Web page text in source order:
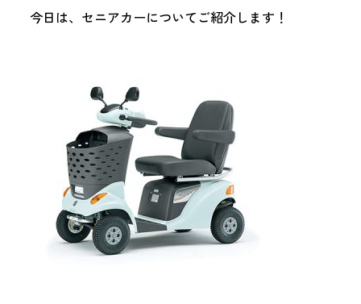
今日は、セニアカーについてご紹介します！